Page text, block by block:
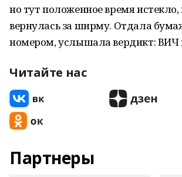
но тут положенное время истекло,
вернулась за ширму. Отдала
номером, услышала вердикт: ВИЧ
Читайте нас
Партнеры